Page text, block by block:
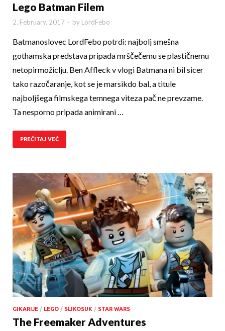
Lego Batman Filem
2. February, 2017 - by LordFebo
Batmanoslovec LordFebo potrdi: najbolj smešna
gothamska predstava pripada mrščečemu se plastičnemu
netopirmožiclju. Ben Affleck v vlogi Batmana ni bil sicer
tako razočaranje, kot se je marsikdo bal, a titule
najboljšega filmskega temnega viteza pač ne prevzame.
Ta nesporno pripada animirani …
PREČITAJ VEČ
GIKARIJE / LEGO / SLIKOSUK / STAR WARS
The Freemaker Adventures